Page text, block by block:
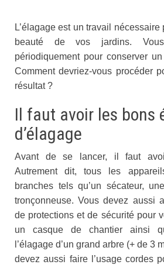
L’élagage est un travail
beauté de vos jardins.
périodiquement pour conserver
Comment devriez-vous procéder
résultat ?
Il faut avoir les bons
d’élagage
Avant de se lancer, il faut
Autrement dit, tous les
branches tels qu’un sécateur,
tronçonneuse. Vous devez aussi
de protections et de sécurité pour
un casque de chantier ainsi
l’élagage d’un grand arbre (+ de 3
devez aussi faire l’usage cordes